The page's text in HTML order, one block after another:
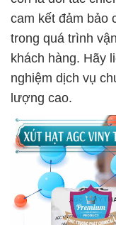
cam kết đảm bảo
trong quá trình
khách hàng. Hãy
nghiệm dịch vụ
lượng cao.